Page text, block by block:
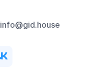
info@gid.house